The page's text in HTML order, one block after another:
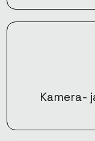
Kamera-